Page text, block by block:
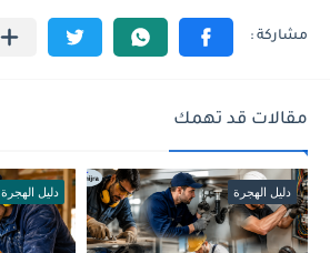
مقالات قد تهمك
دليل الهجرة دليل الهجرة